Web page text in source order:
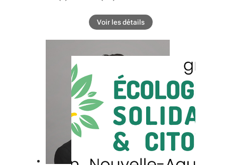
Voir les détails
COMMISSIONS
Agriculture, alimentation, pêche,
aquaculture, forêt, montagne
GROUPE INTER-ASSEMBLÉE
Agriculture, alimentation, pêche,
aquaculture, forêt, montagne